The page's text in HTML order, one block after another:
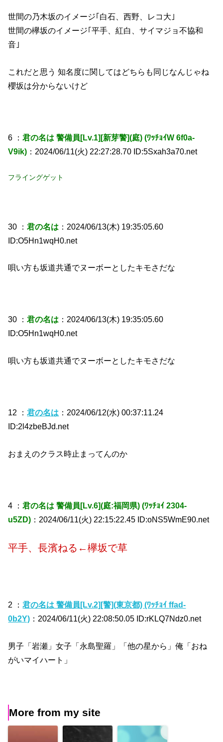
世間の乃木坂のイメージ｢白石、西野、レコ大｣
世間の欅坂のイメージ｢平手、紅白、サイマジョ不協和
音｣
これだと思う 知名度に関してはどちらも同じなんじゃね
櫻坂は分からないけど
6 ：君の名は 警備員[Lv.1][新芽警](庭) (ﾜｯﾁｮｲW 6f0a-
V9ik) ：2024/06/11(火) 22:27:28.70 ID:5Sxah3a70.net
フライングゲット
30 ：君の名は ：2024/06/13(木) 19:35:05.60
ID:O5Hn1wqH0.net
唄い方も坂道共通でヌーボーとしたキモさだな
30 ：君の名は ：2024/06/13(木) 19:35:05.60
ID:O5Hn1wqH0.net
唄い方も坂道共通でヌーボーとしたキモさだな
12 ：君の名は ：2024/06/12(水) 00:37:11.24
ID:2l4zbeBJd.net
おまえのクラス時止まってんのか
4 ：君の名は 警備員[Lv.6](庭:福岡県) (ﾜｯﾁｮｲ 2304-
u5ZD) ：2024/06/11(火) 22:15:22.45 ID:oNS5WmE90.net
平手、長濱ねる←欅坂で草
2 ：君の名は 警備員[Lv.2][警](東京都) (ﾜｯﾁｮｲ ffad-
0b2Y) ：2024/06/11(火) 22:08:50.05 ID:rKLQ7Ndz0.net
男子「岩瀬」女子「永島聖羅」「他の星から」俺「おね
がいマイハート」
More from my site